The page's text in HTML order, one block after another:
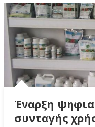
Έναρξη
συνταγής